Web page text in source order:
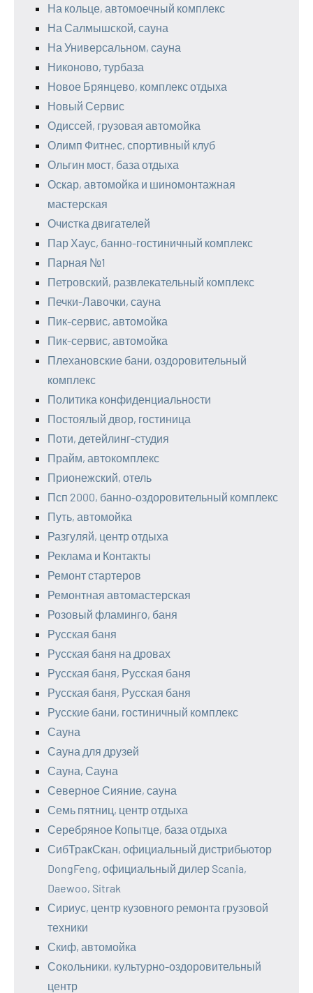
На кольце, автомоечный комплекс
На Салмышской, сауна
На Универсальном, сауна
Никоново, турбаза
Новое Брянцево, комплекс отдыха
Новый Сервис
Одиссей, грузовая автомойка
Олимп Фитнес, спортивный клуб
Ольгин мост, база отдыха
Оскар, автомойка и шиномонтажная
мастерская
Очистка двигателей
Пар Хаус, банно-гостиничный комплекс
Парная №1
Петровский, развлекательный комплекс
Печки-Лавочки, сауна
Пик-сервис, автомойка
Пик-сервис, автомойка
Плехановские бани, оздоровительный
комплекс
Политика конфиденциальности
Постоялый двор, гостиница
Поти, детейлинг-студия
Прайм, автокомплекс
Прионежский, отель
Псп 2000, банно-оздоровительный комплекс
Путь, автомойка
Разгуляй, центр отдыха
Реклама и Контакты
Ремонт стартеров
Ремонтная автомастерская
Розовый фламинго, баня
Русская баня
Русская баня на дровах
Русская баня, Русская баня
Русская баня, Русская баня
Русские бани, гостиничный комплекс
Сауна
Сауна для друзей
Сауна, Сауна
Северное Сияние, сауна
Семь пятниц, центр отдыха
Серебряное Копытце, база отдыха
СибТракСкан, официальный дистрибьютор
DongFeng, официальный дилер Scania,
Daewoo, Sitrak
Сириус, центр кузовного ремонта грузовой
техники
Скиф, автомойка
Сокольники, культурно-оздоровительный
центр